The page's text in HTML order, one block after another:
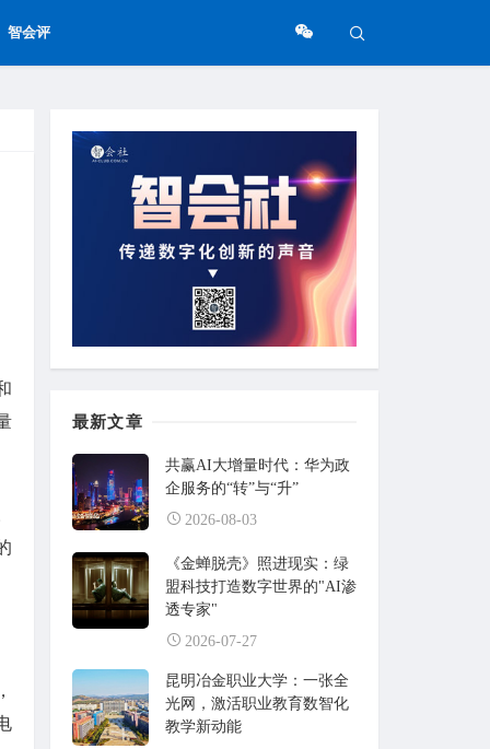
智会评
最新文章
共赢AI大增量时代：华为政
企服务的“转”与“升”
2026-08-03
《金蝉脱壳》照进现实：绿
盟科技打造数字世界的"AI渗
透专家"
2026-07-27
昆明冶金职业大学：一张全
光网，激活职业教育数智化
教学新动能